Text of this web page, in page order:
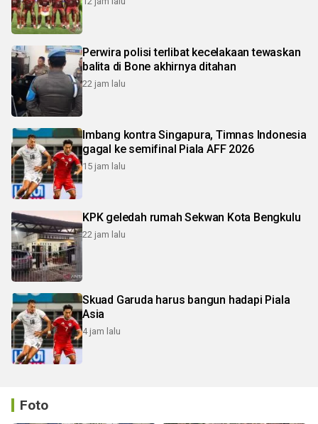
Perwira polisi terlibat kecelakaan tewaskan
balita di Bone akhirnya ditahan
22 jam lalu
Imbang kontra Singapura, Timnas Indonesia
gagal ke semifinal Piala AFF 2026
15 jam lalu
KPK geledah rumah Sekwan Kota Bengkulu
22 jam lalu
Skuad Garuda harus bangun hadapi Piala
Asia
4 jam lalu
Foto